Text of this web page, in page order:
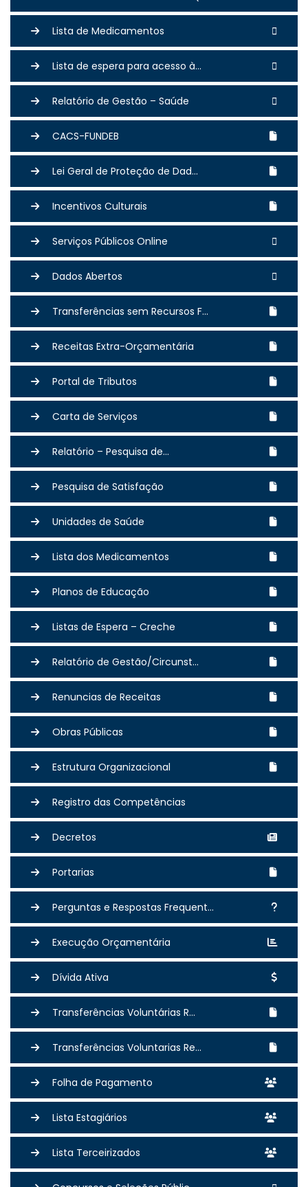
Lista de Medicamentos
Lista de espera para acesso à...
Relatório de Gestão – Saúde
CACS-FUNDEB
Lei Geral de Proteção de Dad...
Incentivos Culturais
Serviços Públicos Online
Dados Abertos
Transferências sem Recursos F...
Receitas Extra-Orçamentária
Portal de Tributos
Carta de Serviços
Relatório – Pesquisa de...
Pesquisa de Satisfação
Unidades de Saúde
Lista dos Medicamentos
Planos de Educação
Listas de Espera – Creche
Relatório de Gestão/Circunst...
Renuncias de Receitas
Obras Públicas
Estrutura Organizacional
Registro das Competências
Decretos
Portarias
Perguntas e Respostas Frequent...
Execução Orçamentária
Dívida Ativa
Transferências Voluntárias R...
Transferências Voluntarias Re...
Folha de Pagamento
Lista Estagiários
Lista Terceirizados